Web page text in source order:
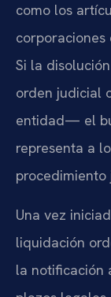
como los
Si la
orden judicial
entidad— el
representa a
procedimiento
Una vez
liquidación
la notificación